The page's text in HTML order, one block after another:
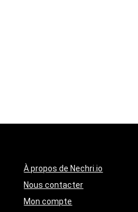
À propos de Nechri.io
Nous contacter
Mon compte